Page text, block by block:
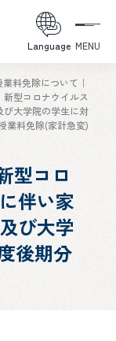
Language MENU
業料免除について
新型コロナウイルス
び大学院の学生に対
業料免除(家計急変)
型コロ
伴い家
び大学
後期分